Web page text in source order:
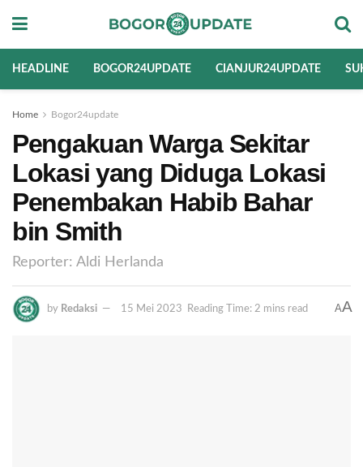
HEADLINE BOGOR24UPDATE CIANJUR24UPDATE
Home Bogor24update
Pengakuan Warga Sekitar
Lokasi yang Diduga Lokasi
Penembakan Habib Bahar
bin Smith
Reporter: Aldi Herlanda
by Redaksi 15 Mei 2023 Reading Time: 2 mins read AA